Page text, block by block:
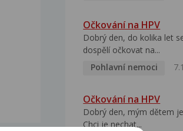
Očkování na HPV
Dobrý den, do kolika let
dospělí očkovat na...
Pohlavní nemoci
Očkování na HPV
Dobrý den, mým dětem
Chci je nechat...